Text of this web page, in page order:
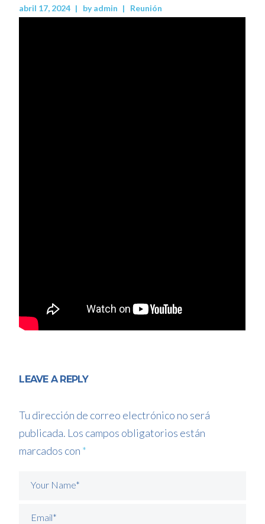
abril 17, 2024 byadmin Reunión
LEAVE A REPLY
Tu dirección de correo electrónico no será
publicada. Los campos obligatorios están
marcados con *
Your Name*
Email*